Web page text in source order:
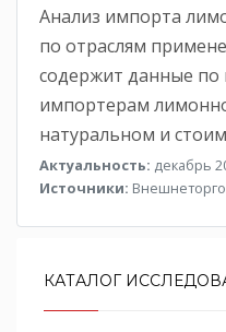
Анализ импорта
по отраслям
содержит данные по
импортерам
натуральном и
Актуальность: декабрь
Источники:
КАТАЛОГ